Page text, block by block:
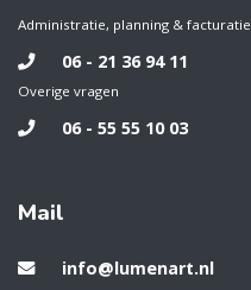
Administratie, planning & facturatie
06 - 21 36 94 11
Overige vragen
06 - 55 55 10 03
Mail
info@lumenart.nl